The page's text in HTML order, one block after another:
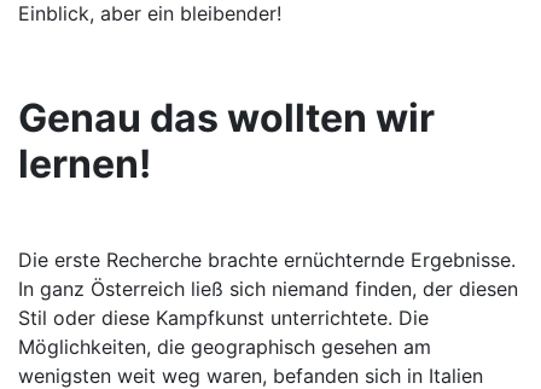
Einblick, aber ein bleibender!
Genau das wollten wir
lernen!
Die erste Recherche brachte ernüchternde Ergebnisse.
In ganz Österreich ließ sich niemand finden, der diesen
Stil oder diese Kampfkunst unterrichtete. Die
Möglichkeiten, die geographisch gesehen am
wenigsten weit weg waren, befanden sich in Italien